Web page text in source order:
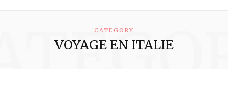
CATEGORY
VOYAGE EN ITALIE